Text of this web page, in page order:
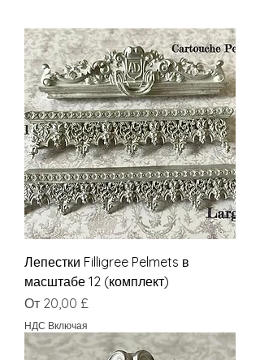
Лепестки Filligree Pelmets в
масштабе 12 (комплект)
От 20,00 £
Цена со скидкой
НДС Включая